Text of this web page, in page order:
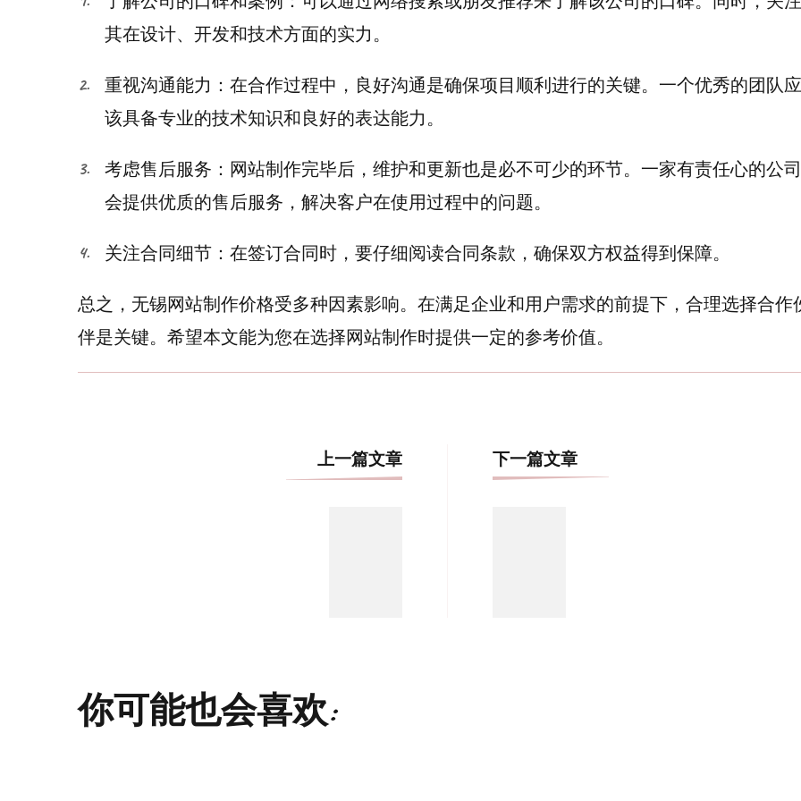
其在设计、开发和技术方面的实力。
重视沟通能力：在合作过程中，良好沟通是确保项目顺利进行的关键。一个优秀的团队应
该具备专业的技术知识和良好的表达能力。
考虑售后服务：网站制作完毕后，维护和更新也是必不可少的环节。一家有责任心的公司
会提供优质的售后服务，解决客户在使用过程中的问题。
关注合同细节：在签订合同时，要仔细阅读合同条款，确保双方权益得到保障。
总之，无锡网站制作价格受多种因素影响。在满足企业和用户需求的前提下，合理选择合作
伴是关键。希望本文能为您在选择网站制作时提供一定的参考价值。
上一篇文章 下一篇文章
你可能也会喜欢: